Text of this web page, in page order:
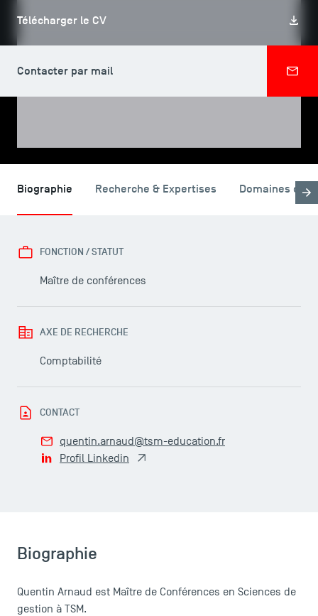
LES INDISPENSABLES
Le corps professoral
Campus tour
Accréditations
Télécharger le CV
Contacter par mail
Biographie Recherche & Expertises Domaines
FONCTION / STATUT
Maître de conférences
AXE DE RECHERCHE
Comptabilité
CONTACT
quentin.arnaud@tsm-education.fr
Profil Linkedin
Biographie
Quentin Arnaud est Maître de Conférences en Sciences de
gestion à TSM.